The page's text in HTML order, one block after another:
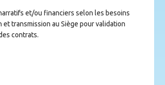
et/ou financiers selon les besoins
transmission au Siège pour validation
contrats.